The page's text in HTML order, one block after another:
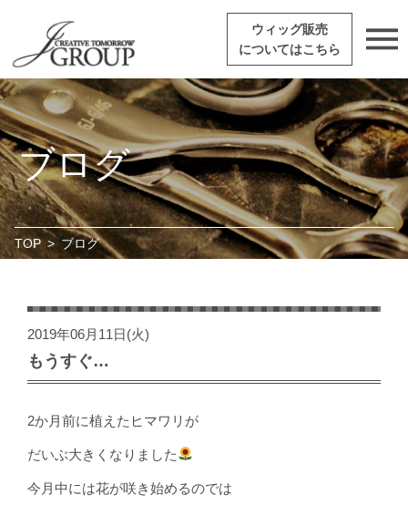
ウィッグ販売
についてはこちら
ブログ
TOP > ブログ
2019年06月11日(火)
もうすぐ…
2か月前に植えたヒマワリが
だいぶ大きくなりました
今月中には花が咲き始めるのでは